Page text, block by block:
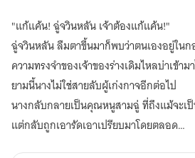
แพทย์
ยืน
หนึ่ง
(นิยาย
แปล)
"แก้แค้น! ฉู่จวินหลัน เจ้าต้องแก้แค้น!"
ฉู่จวินหลัน ลืมตาขึ้นมาก็พบว่าตนเองอยู่ในก
ความทรงจำของเจ้าของร่างเดิมไหลบ่าเข้า
ยามนี้นางไม่ใช่สายลับผู้เก่งกาจอีกต่อไป
นางกลับกลายเป็นคุณหนูสามฉู่ ที่ถึงแม้จะเป็
แต่กลับถูกเอารัดเอาเปรียบมาโดยตลอด